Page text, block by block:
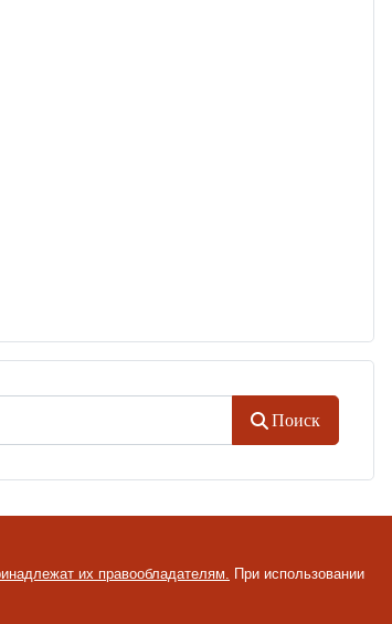
Поиск
их правообладателям. При использовании